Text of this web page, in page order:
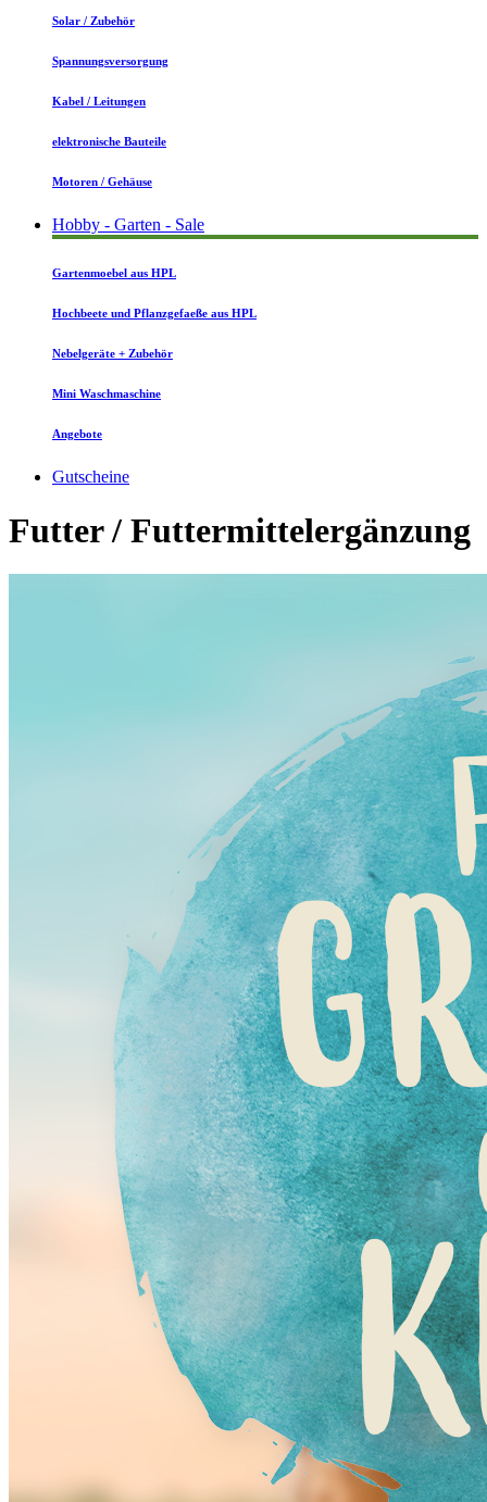
Solar / Zubehör
Spannungsversorgung
Kabel / Leitungen
elektronische Bauteile
Motoren / Gehäuse
Hobby - Garten - Sale
Gartenmoebel aus HPL
Hochbeete und Pflanzgefaeße aus HPL
Nebelgeräte + Zubehör
Mini Waschmaschine
Angebote
Gutscheine
Futter / Futtermittelergänzung